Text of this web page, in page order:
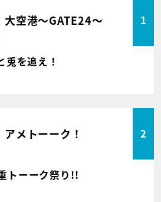
大空港～GATE24～ 1
を追え！
アメトーーク！ 2
トーーク祭り!!